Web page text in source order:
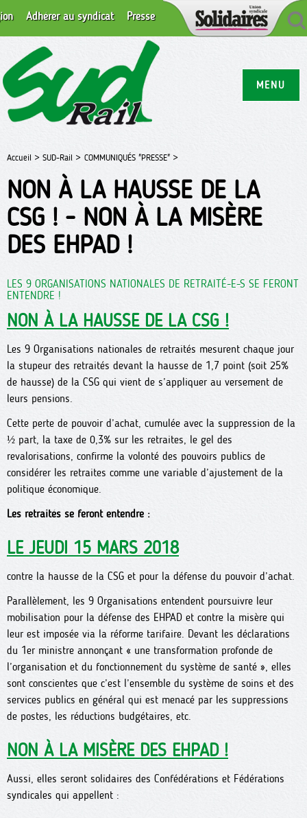
MENU
Adhérer au syndicat Presse
Accueil > SUD-Rail > COMMUNIQUÉS "PRESSE" >
NON À LA HAUSSE DE LA
CSG ! - NON À LA MISÈRE
DES EHPAD !
LES 9 ORGANISATIONS NATIONALES DE RETRAITÉ-E-S SE FERONT
ENTENDRE !
NON À LA HAUSSE DE LA CSG !
Les 9 Organisations nationales de retraités mesurent chaque jour
la stupeur des retraités devant la hausse de 1,7 point (soit 25%
de hausse) de la CSG qui vient de s’appliquer au versement de
leurs pensions.
Cette perte de pouvoir d’achat, cumulée avec la suppression de la
½ part, la taxe de 0,3% sur les retraites, le gel des
revalorisations, confirme la volonté des pouvoirs publics de
considérer les retraites comme une variable d’ajustement de la
politique économique.
Les retraités se feront entendre :
LE JEUDI 15 MARS 2018
contre la hausse de la CSG et pour la défense du pouvoir d’achat.
Parallèlement, les 9 Organisations entendent poursuivre leur
mobilisation pour la défense des EHPAD et contre la misère qui
leur est imposée via la réforme tarifaire. Devant les déclarations
du 1er ministre annonçant « une transformation profonde de
l’organisation et du fonctionnement du système de santé », elles
sont conscientes que c’est l’ensemble du système de soins et des
services publics en général qui est menacé par les suppressions
de postes, les réductions budgétaires, etc.
NON À LA MISÈRE DES EHPAD !
Aussi, elles seront solidaires des Confédérations et Fédérations
syndicales qui appellent :